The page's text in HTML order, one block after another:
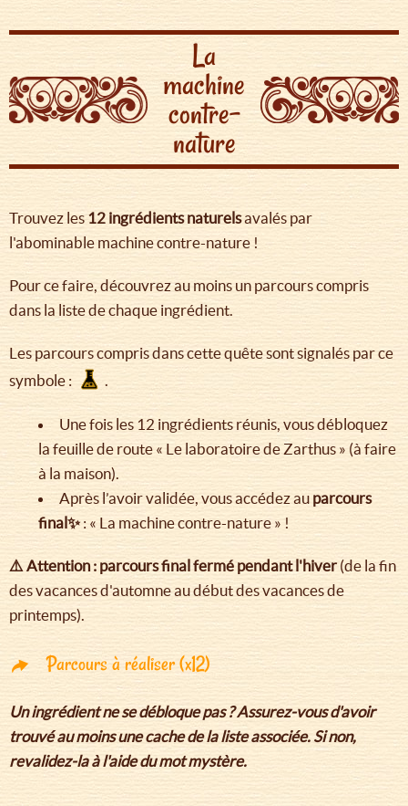
La
machine
contre-
nature
Trouvez les12 ingrédients naturelsavalés par
l'abominable machine contre-nature !
Pour ce faire, découvrez au moins un parcours compris
dans la liste de chaque ingrédient.
Les parcours compris dans cette quête sont signalés par ce
symbole :
.
Une fois les 12 ingrédients réunis, vous débloquez
la feuille de route « Le laboratoire de Zarthus » (à faire
à la maison).
Après l’avoir validée, vous accédez au parcours
final✨ : « La machine contre-nature » !
⚠️ Attention : parcours final fermé pendant l'hiver (de la fin
des vacances d'automne au début des vacances de
printemps).
Parcours à réaliser (x12)
Un ingrédient ne se débloque pas ? Assurez-vous d'avoir
trouvé au moins une cache de la liste associée. Si non,
revalidez-la à l'aide du mot mystère.